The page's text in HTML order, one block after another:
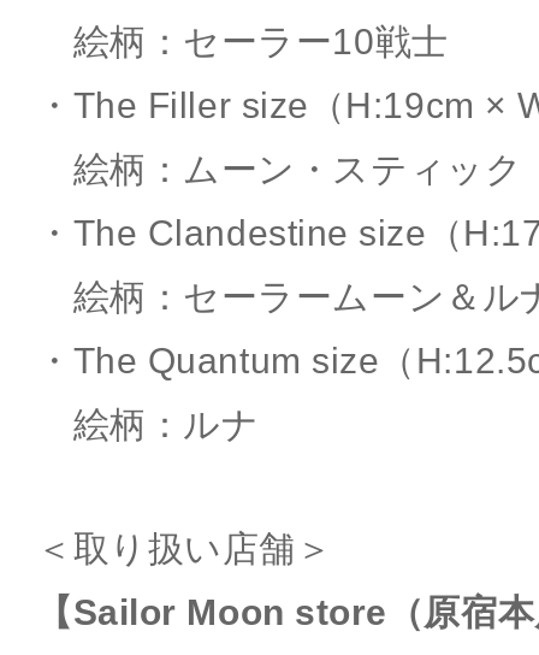
絵柄：セーラー10戦士
・The Filler size（H:19cm ×
絵柄：ムーン・スティック
・The Clandestine size（
絵柄：セーラームーン＆ル
・The Quantum size（
絵柄：ルナ
＜取り扱い店舗＞
【Sailor Moon store（原宿